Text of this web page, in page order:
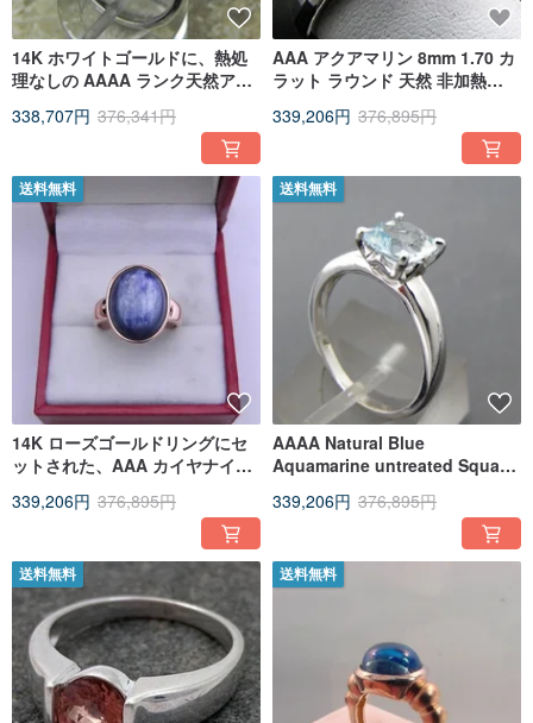
14K ホワイトゴールドに、熱処
理なしの AAAA ランク天然アク
7x7mm、1.22 カラットをあしら
338,707円 376,341円
AAA アクアマリン 8mm 1.70 カ
ラット ラウンド 天然 非加熱
ジメント
339,206円 376,895円
送料無料
14K ローズゴールドリングにセ
ットされた、AAA カイヤナイト
ラット 16x12mm
339,206円 376,895円
送料無料
AAAA Natural Blue
Aquamarine untreated Square
Carats
339,206円 376,895円
送料無料 送料無料